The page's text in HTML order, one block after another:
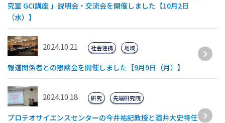
究室 GCI講座 」説明会・交流会を開催しました【10月2日
（水）】
2024.10.21
報道関係者との懇談会を開催しました【9月9日（月）】
社会連携 地域
2024.10.18
プロテオサイエンスセンターの今井祐記教授と酒井大史特任
研究 先端研究院